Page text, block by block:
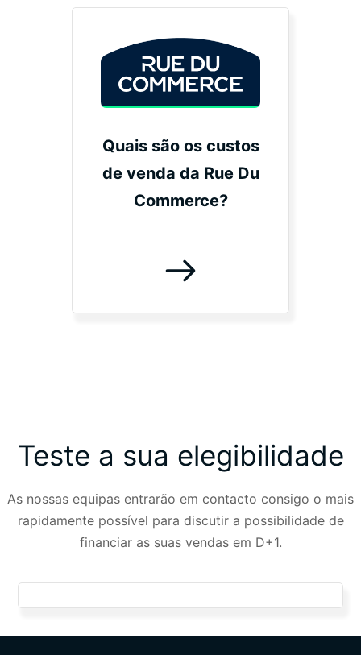
Quais são os custos
de venda da Rue Du
Commerce?
Teste a sua elegibilidade
As nossas equipas entrarão em contacto consigo o mais
rapidamente possível para discutir a possibilidade de
financiar as suas vendas em D+1.